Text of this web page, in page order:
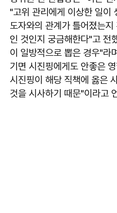
"고위 관리에게 이상한 일이
도자와의 관계가 틀어졌는
인 것인지 궁금해한다"고 전
이 일방적으로 뽑은 경우"라
기면 시진핑에게도 안좋은
시진핑이 해당 직책에 옳은
것을 시사하기 때문"이라고